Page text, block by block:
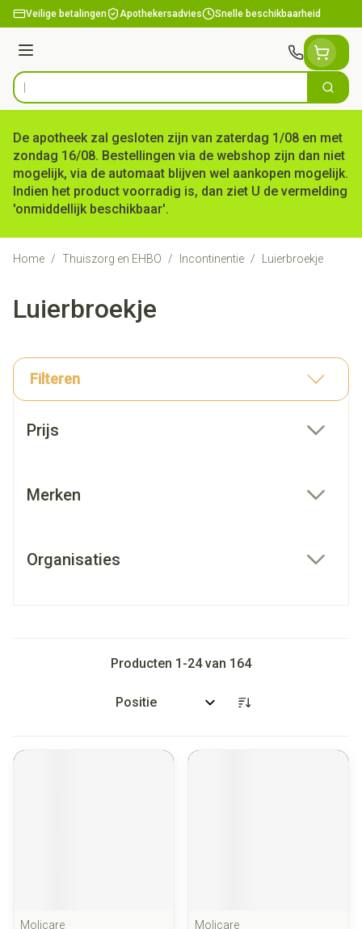
Ga naar de inhoud
Veilige betalingen Apothekersadvies Snelle beschikbaarheid
Menu
Product, merk, categorie... Zoek
De apotheek zal gesloten zijn van zaterdag 1/08 en met
zondag 16/08. Bestellingen via de webshop zijn dan niet
mogelijk, via de automaat blijven wel aankopen mogelijk.
Indien het product voorradig is, dan ziet U de vermelding
'onmiddellijk beschikbaar'.
Home / Thuiszorg en EHBO / Incontinentie / Luierbroekje
Luierbroekje
Filteren
Prijs
Merken
Organisaties
Producten 1 -24van 164
Sorteer op:
Molicare
Molicare